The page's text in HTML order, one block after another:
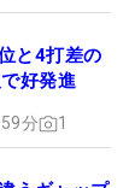
と4打差の
好発進
分 1